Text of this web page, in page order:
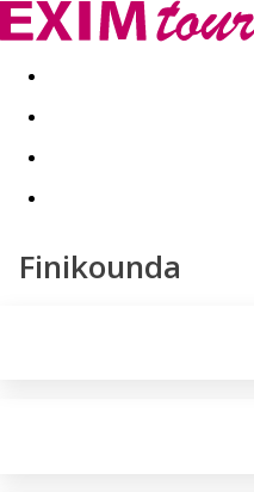
Akční nabídky Last minute
Finikounda